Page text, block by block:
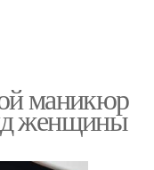
маникюр
женщины